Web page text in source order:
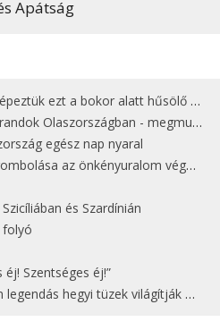
Apátság
a bokor alatt hűsölő cicát Kisorosziban
- megmutatjuk a 15 legjobbat
egész nap nyaral
az önkényuralom végét jelentette
és Szardínián
folyó
éj! Szentséges éj!”
hegyi tüzek világítják meg Zugspitzét